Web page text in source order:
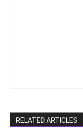
RELATED ARTICLES